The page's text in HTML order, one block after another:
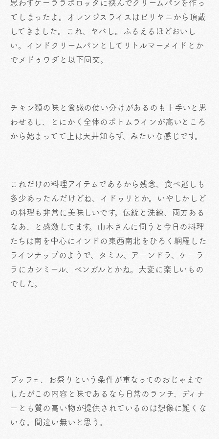
思わずケーララポロッタに挟んでクリームパンを作っ
てしまったよ。オレンジスライスはビリヤニから頂戴
してきました。これ、ヤバし。ふるえるほどおいし
い。インドクリームパンとしてリトルマーメイドとか
でメドゥワダと以下同文。
チキン類の味と食感の使い分けがあるのも上手いと思
わせるし、とにかく全体のボトムラインが高いところ
から始まってて上は天井知らず、みたいな感じです。
これだけの料理アイテムであるから残念、食べ逃しも
多少あったんだけどね、イドゥリとか。いやしかしど
の料理も非常に美味しいです。伝統と洗練、両方ある
なあ、と感激してます。山木さんに伺うと今日の料理
たちは南を中心にインドの東西南北をひろく網羅した
ラインナップのようで、タミル、アーンドラ、ケーラ
ラにカシミール、ベンガルとかね。大変に楽しいもの
でした。
ブッフェ、お祭りという条件が重なってのおじゃまで
したがこの内容と味であるなら日常のランチ、ディナ
ーとも質の高い物が提供されているのは想像に難くな
いな。間違い無いと思う。